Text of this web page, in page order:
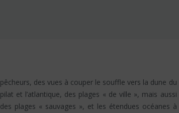
pêcheurs, des vues à couper le souffle vers la dune du